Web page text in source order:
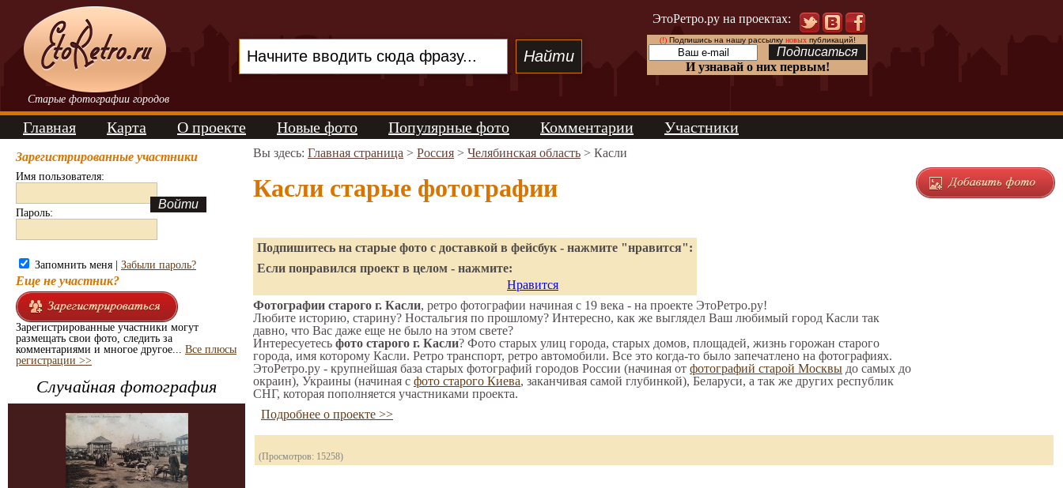
Старые фотографии городов
ЭтоРетро.ру на проектах:
(!)Подпишись на нашу рассылку новыхпубликаций!
И узнавай о них первым!
Главная Карта О проекте Новые фото Популярные фото Комментарии Участники
Зарегистрированные участники
Имя пользователя:
Пароль:
Запомнить меня | Забыли пароль?
Еще не участник?
Зарегистрированные участники могут
размещать свои фото, следить за
комментариями и многое другое... Все плюсы
регистрации >>
Случайная фотография
Вы здесь: Главная страница > Россия > Челябинская область > Касли
Касли старые фотографии
Подпишитесь на старые фото с доставкой в фейсбук - нажмите "нравится":
Если понравился проект в целом - нажмите:
Нравится
Фотографии старого г. Касли, ретро фотографии начиная с 19 века - на проекте ЭтоРетро.ру!
Любите историю, старину? Ностальгия по прошлому? Интересно, как же выглядел Ваш любимый город Касли так
давно, что Вас даже еще не было на этом свете?
Интересуетесь фото старого г. Касли? Фото старых улиц города, старых домов, площадей, жизнь горожан старого
города, имя которому Касли. Ретро транспорт, ретро автомобили. Все это когда-то было запечатлено на фотографиях.
ЭтоРетро.ру - крупнейшая база старых фотографий городов России (начиная от фотографий старой Москвы до самых до
окраин), Украины (начиная с фото старого Киева, заканчивая самой глубинкой), Беларуси, а так же других республик
СНГ, которая пополняется участниками проекта.
Подробнее о проекте >>
(Просмотров: 15258)